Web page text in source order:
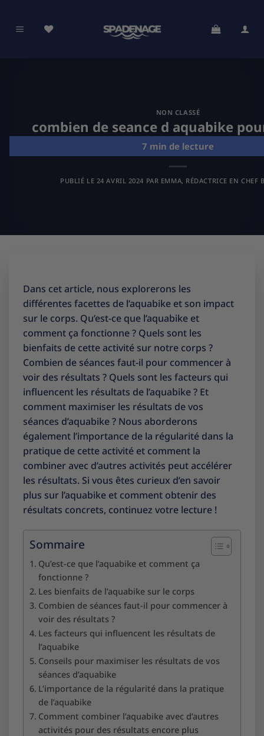
contenu
NON CLASSÉ
combien de seance d aquabike
PUBLIÉ LE 24 AVRIL 2024 PAR EMMA, RÉDACTRICE EN CHEF
Dans cet article, nous explorerons les
différentes facettes de l’aquabike et son impact
sur le corps. Qu’est-ce que l’aquabike et
comment ça fonctionne ? Quels sont les
bienfaits de cette activité sur notre corps ?
Combien de séances faut-il pour commencer à
voir des résultats ? Quels sont les facteurs qui
influencent les résultats de l’aquabike ? Et
comment maximiser les résultats de vos
séances d’aquabike ? Nous aborderons
également l’importance de la régularité dans la
pratique de cette activité et comment la
combiner avec d’autres activités peut accélérer
les résultats. Si vous êtes curieux d’en savoir
plus sur l’aquabike et comment obtenir des
résultats concrets, continuez votre lecture !
Sommaire
Qu’est-ce que l’aquabike et comment ça
fonctionne ?
Les bienfaits de l’aquabike sur le corps
Combien de séances faut-il pour commencer à
voir des résultats ?
Les facteurs qui influencent les résultats de
l’aquabike
Conseils pour maximiser les résultats de vos
séances d’aquabike
L’importance de la régularité dans la pratique
de l’aquabike
Comment combiner l’aquabike avec d’autres
activités pour des résultats encore plus